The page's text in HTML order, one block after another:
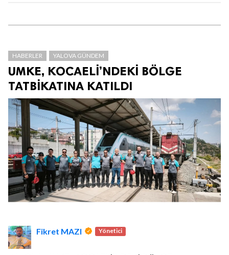
HABERLER YALOVA GÜNDEM
UMKE, KOCAELİ’NDEKİ BÖLGE
TATBİKATINA KATILDI
Fikret MAZI Yönetici